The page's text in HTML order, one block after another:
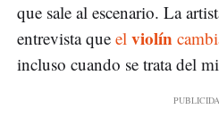
que sale al escenario. La
entrevista que el violín
incluso cuando se trata del